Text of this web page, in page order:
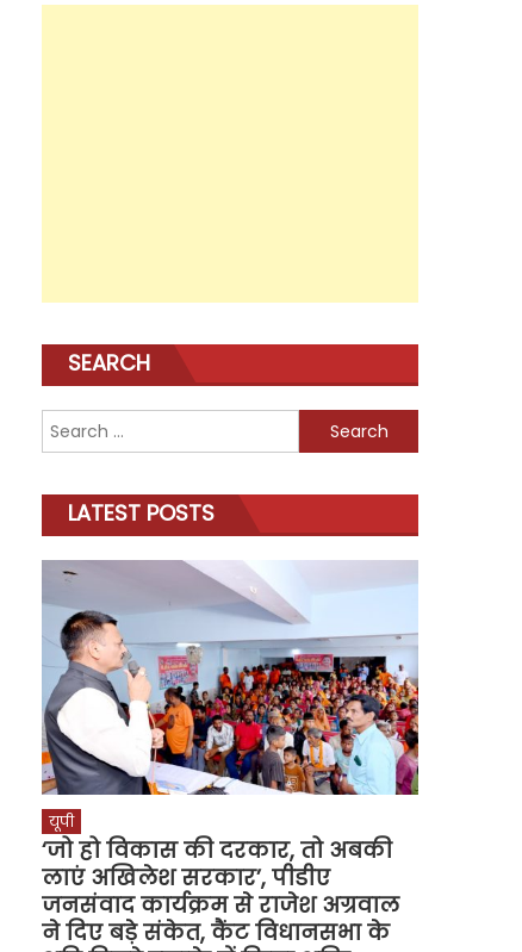
SEARCH
Search
for:
LATEST POSTS
यूपी
‘जो हो विकास की दरकार, तो अबकी
लाएं अखिलेश सरकार’, पीडीए
जनसंवाद कार्यक्रम से राजेश अग्रवाल
ने दिए बड़े संकेत, कैंट विधानसभा के